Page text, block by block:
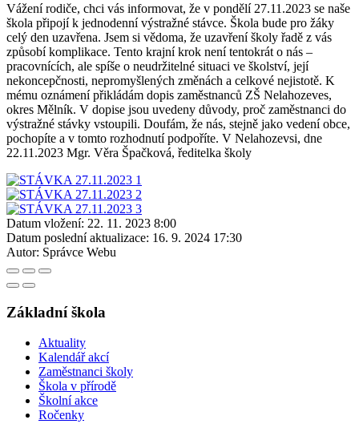
Vážení rodiče, chci vás informovat, že v pondělí 27.11.2023 se naše
škola připojí k jednodenní výstražné stávce. Škola bude pro žáky
celý den uzavřena. Jsem si vědoma, že uzavření školy řadě z vás
způsobí komplikace. Tento krajní krok není tentokrát o nás –
pracovnících, ale spíše o neudržitelné situaci ve školství, její
nekoncepčnosti, nepromyšlených změnách a celkové nejistotě. K
mému oznámení přikládám dopis zaměstnanců ZŠ Nelahozeves,
okres Mělník. V dopise jsou uvedeny důvody, proč zaměstnanci do
výstražné stávky vstoupili. Doufám, že nás, stejně jako vedení obce,
pochopíte a v tomto rozhodnutí podpoříte. V Nelahozevsi, dne
22.11.2023 Mgr. Věra Špačková, ředitelka školy
Datum vložení: 22. 11. 2023 8:00
Datum poslední aktualizace: 16. 9. 2024 17:30
Autor: Správce Webu
Základní škola
Aktuality
Kalendář akcí
Zaměstnanci školy
Škola v přírodě
Školní akce
Ročenky